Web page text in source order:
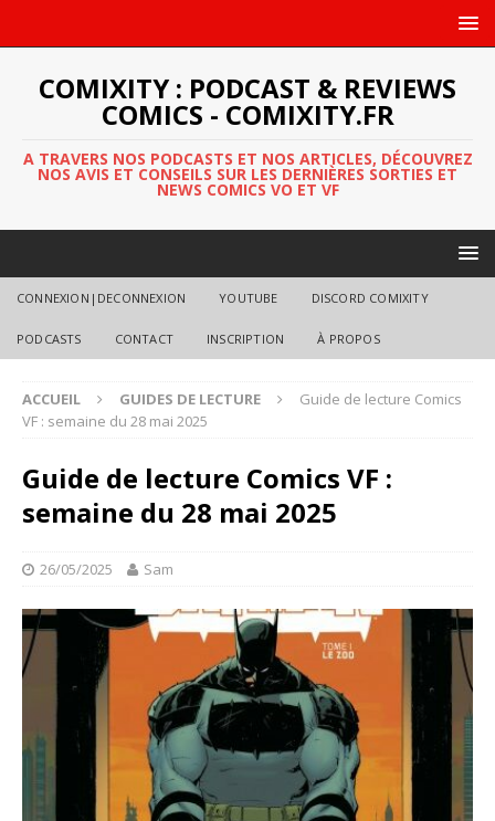
COMIXITY : PODCAST & REVIEWS
COMICS - COMIXITY.FR
A TRAVERS NOS PODCASTS ET NOS ARTICLES, DÉCOUVREZ
NOS AVIS ET CONSEILS SUR LES DERNIÈRES SORTIES ET
NEWS COMICS VO ET VF
CONNEXION|DECONNEXION YOUTUBE DISCORD COMIXITY
PODCASTS CONTACT INSCRIPTION À PROPOS
ACCUEIL GUIDES DE LECTURE
Guide de lecture Comics
VF : semaine du 28 mai 2025
Guide de lecture Comics VF :
semaine du 28 mai 2025
26/05/2025 Sam